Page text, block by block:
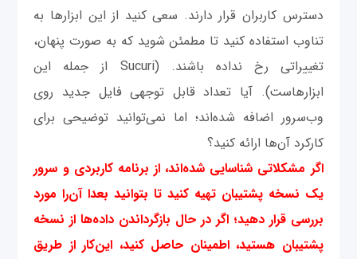
دسترس کاربران قرار دارند. سعی کنید از این ابزارها به
تناوب استفاده کنید تا مطمئن شوید که به صورت پنهان،
تغییراتی رخ نداده باشند. (Sucuri از جمله این
ابزارهاست). آیا تعداد قابل توجهی فایل جدید روی
وب‌سرور اضافه شده‌اند؛ اما نمی‌توانید توضیحی برای
کارکرد آن‌ها ارائه کنید؟
اگر مشکلاتی شناسایی شده‌اند، از برنامه کاربردی و سرور
یک نسخه پشتیبان تهیه کنید تا بتوانید بعدا آن‌را مورد
بررسی قرار دهید؛ اگر در حال بازگرداندن داده‌ها از نسخه
پشتیبان هستید، اطمینان حاصل کنید، این‌کار از طریق